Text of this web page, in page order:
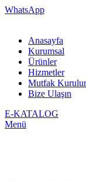
WhatsApp
Anasayfa
Kurumsal
Ürünler
Hizmetler
Mutfak
Bize Ulaşın
E-KATALOG
Menü